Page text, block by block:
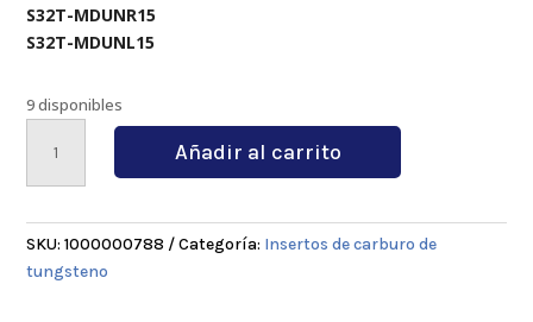
S32T-MDUNR15
S32T-MDUNL15
9 disponibles
DNMG150404
4225-
cantidad
Añadir al carrito
SKU:1000000788 Categoría: Insertos de carburo de
tungsteno